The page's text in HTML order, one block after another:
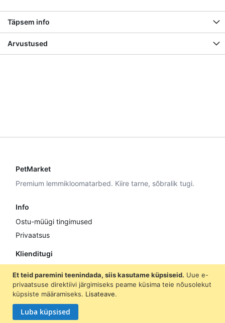
Et teid paremini teenindada, siis kasutame küpsiseid. Uue e-
privaatsuse direktiivi järgimiseks peame küsima teie nõusolekut
küpsiste määramiseks. Lisateave.
Luba küpsised
Täpsem info
Arvustused
PetMarket
Premium lemmikloomatarbed. Kiire tarne, sõbralik tugi.
Info
Ostu-müügi tingimused
Privaatsus
Klienditugi
+372 5307 8870
info@petmarket.ee